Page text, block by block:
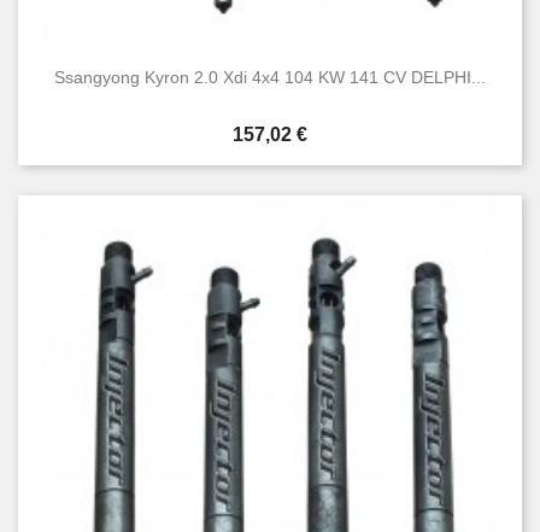
Ssangyong Kyron 2.0 Xdi 4x4 104 KW 141 CV DELPHI...
Prezzo
157,02 €